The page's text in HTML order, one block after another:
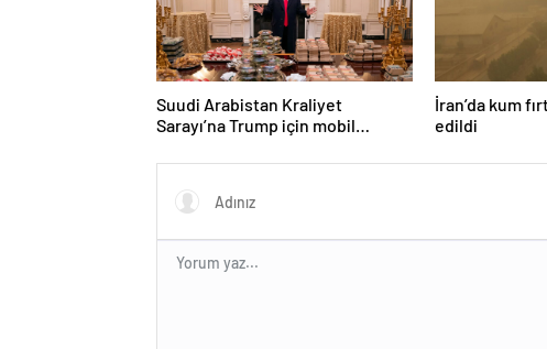
Suudi Arabistan Kraliyet
Sarayı’na Trump için mobil
İran’da kum
edildi